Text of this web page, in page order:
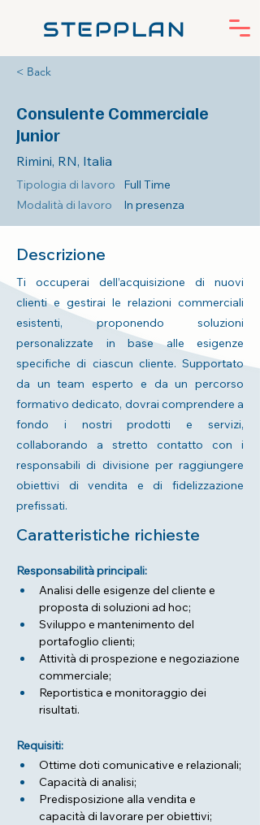
STEPPLAN
< Back
Consulente Commerciale
Junior
Rimini, RN, Italia
Tipologia di lavoro
Modalità di lavoro
Full Time
In presenza
Descrizione
Ti occuperai dell’acquisizione di nuovi
clienti e gestirai le relazioni commerciali
esistenti, proponendo soluzioni
personalizzate in base alle esigenze
specifiche di ciascun cliente. Supportato
da un team esperto e da un percorso
formativo dedicato, dovrai comprendere a
fondo i nostri prodotti e servizi,
collaborando a stretto contatto con i
responsabili di divisione per raggiungere
obiettivi di vendita e di fidelizzazione
prefissati.
Caratteristiche richieste
Responsabilità principali:
Analisi delle esigenze del cliente e
proposta di soluzioni ad hoc;
Sviluppo e mantenimento del
portafoglio clienti;
Attività di prospezione e negoziazione
commerciale;
Reportistica e monitoraggio dei
risultati.
Requisiti:
Ottime doti comunicative e relazionali;
Capacità di analisi;
Predisposizione alla vendita e
capacità di lavorare per obiettivi;